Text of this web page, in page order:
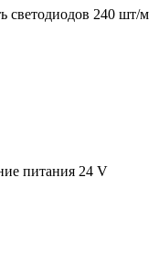
светодиодов 240 шт/м
питания 24 V